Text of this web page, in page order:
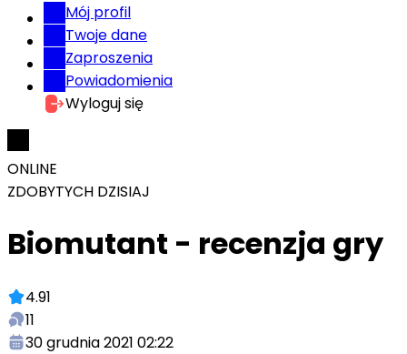
Mój profil
Twoje dane
Zaproszenia
Powiadomienia
Wyloguj się
ONLINE
ZDOBYTYCH DZISIAJ
Biomutant - recenzja gry
4.91
11
30 grudnia 2021 02:22